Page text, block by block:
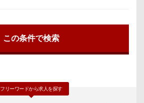
フリーワードから求人を探す